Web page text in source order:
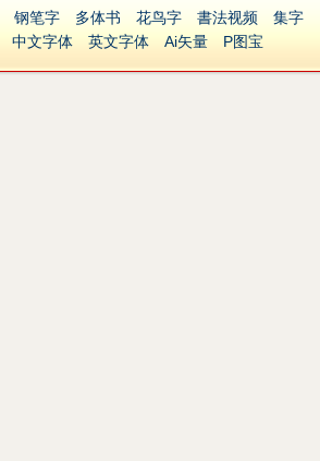
钢笔字 多体书 花鸟字 書法视频
集字
中文字体 英文字体 Ai矢量
P图宝